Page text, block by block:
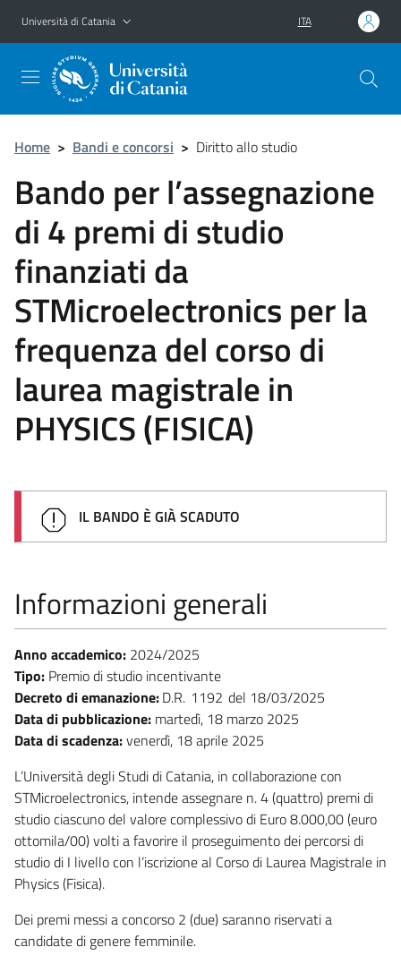
Vai al contenuto principale
Vai al menu di navigazione
Università di Catania ITA
Home > Bandi e concorsi > Diritto allo studio
Bando per l’assegnazione
di 4 premi di studio
finanziati da
STMicroelectronics per la
frequenza del corso di
laurea magistrale in
PHYSICS (FISICA)
IL BANDO È GIÀ SCADUTO
Informazioni generali
Anno accademico: 2024/2025
Tipo: Premio di studio incentivante
Decreto di emanazione:D.R. 1192
18/03/2025
Data di pubblicazione: martedì, 18 marzo 2025
Data di scadenza:venerdì, 18 aprile 2025
L’Università degli Studi di Catania, in collaborazione con
STMicroelectronics, intende assegnare n. 4 (quattro) premi di
studio ciascuno del valore complessivo di Euro 8.000,00 (euro
ottomila/00) volti a favorire il proseguimento dei percorsi di
studio di I livello con l’iscrizione al Corso di Laurea Magistrale in
Physics (Fisica).
Dei premi messi a concorso 2 (due) saranno riservati a
candidate di genere femminile.